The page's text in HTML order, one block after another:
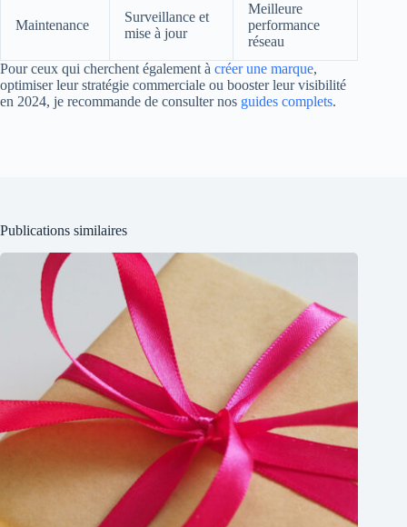
Maintenance
Surveillance et
mise à jour
Meilleure
performance
réseau
Pour ceux qui cherchent également à créer une marque,
optimiser leur stratégie commerciale ou booster leur visibilité
en 2024, je recommande de consulter nos guides complets.
Publications similaires